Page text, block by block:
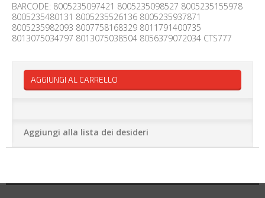
BARCODE: 8005235097421 8005235098527 8005235155978
8005235480131 8005235526136 8005235937871
8005235982093 8007758168329 8011791400735
8013075034797 8013075038504 8056379072034 CTS777
AGGIUNGI AL CARRELLO
Aggiungi alla lista dei desideri